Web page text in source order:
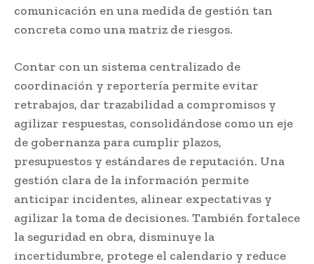
comunicación en una medida de gestión tan
concreta como una matriz de riesgos.
Contar con un sistema centralizado de
coordinación y reportería permite evitar
retrabajos, dar trazabilidad a compromisos y
agilizar respuestas, consolidándose como un eje
de gobernanza para cumplir plazos,
presupuestos y estándares de reputación. Una
gestión clara de la información permite
anticipar incidentes, alinear expectativas y
agilizar la toma de decisiones. También fortalece
la seguridad en obra, disminuye la
incertidumbre, protege el calendario y reduce